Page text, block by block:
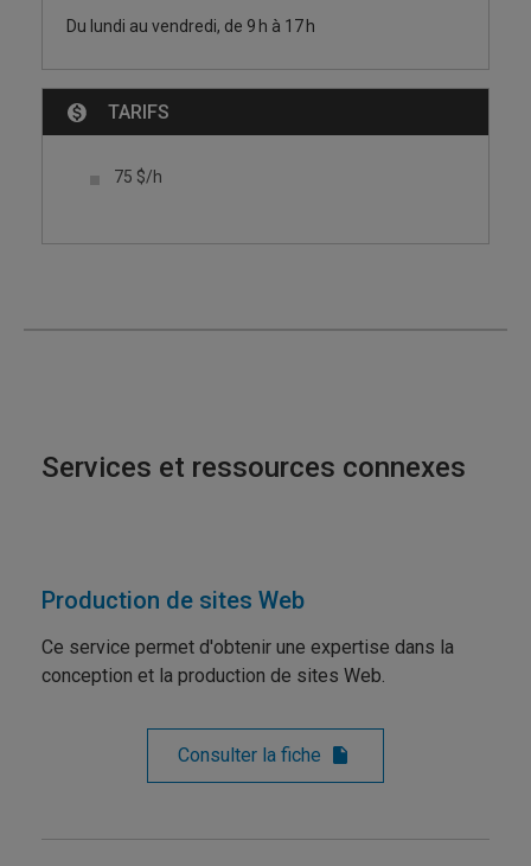
Du lundi au vendredi, de 9 h à 17 h
TARIFS
75 $/h
Services et ressources connexes
Production de sites Web
Ce service permet d'obtenir une expertise dans la
conception et la production de sites Web.
Consulter la fiche